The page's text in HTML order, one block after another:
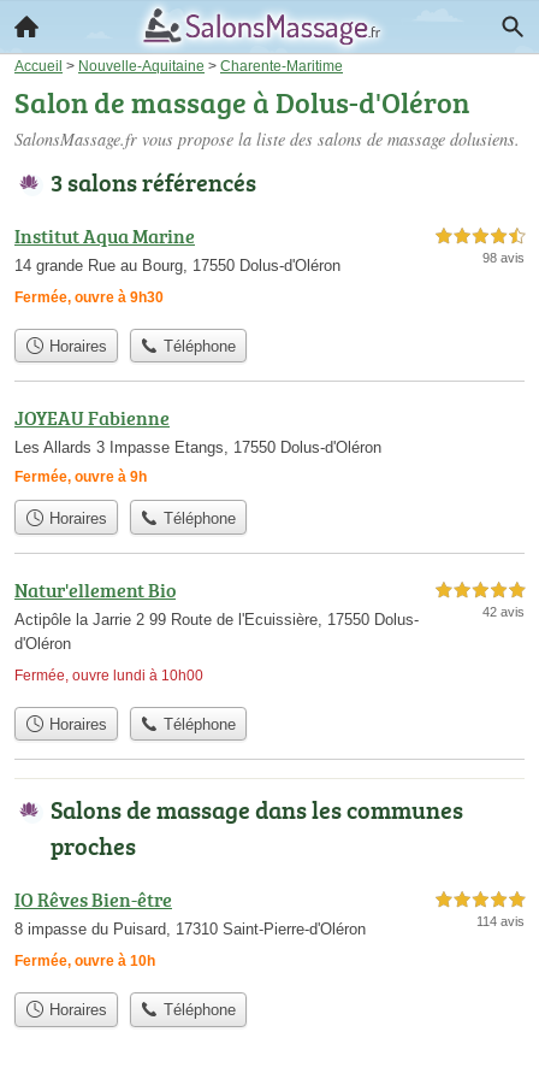
Accueil > Nouvelle-Aquitaine > Charente-Maritime
Salon de massage à Dolus-d'Oléron
SalonsMassage.fr vous propose la liste des salons de massage dolusiens.
3 salons référencés
Institut Aqua Marine
14 grande Rue au Bourg, 17550 Dolus-d'Oléron
Fermée, ouvre à 9h30
4,5 étoiles sur 5
98 avis
Horaires Téléphone
JOYEAU Fabienne
Les Allards 3 Impasse Etangs, 17550 Dolus-d'Oléron
Fermée, ouvre à 9h
Horaires Téléphone
Natur'ellement Bio
Actipôle la Jarrie 2 99 Route de l'Ecuissière, 17550 Dolus-
d'Oléron
Fermée, ouvre lundi à 10h00
5,0 étoiles sur 5
42 avis
Horaires Téléphone
Salons de massage dans les communes
proches
IO Rêves Bien-être
8 impasse du Puisard, 17310 Saint-Pierre-d'Oléron
Fermée, ouvre à 10h
5,0 étoiles sur 5
114 avis
Horaires Téléphone